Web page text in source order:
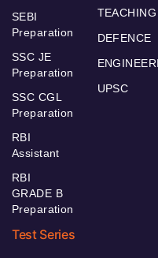
SEBI
Preparation
SSC JE
Preparation
SSC CGL
Preparation
RBI
Assistant
RBI
GRADE B
Preparation
TEACHING
DEFENCE
UPSC
Test Series